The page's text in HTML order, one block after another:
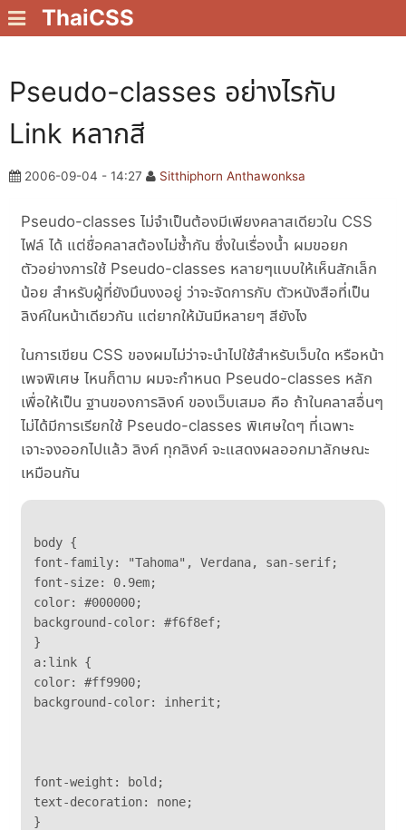
ThaiCSS
Pseudo-classes อย่างไรกับ
Link หลากสี
2006-09-04 - 14:27 Sitthiphorn Anthawonksa
Pseudo-classes ไม่จำเป็นต้องมีเพียงคลาสเดียวใน CSS
ไฟล์ ได้ แต่ชื่อคลาสต้องไม่ซ้ำกัน ซึ่งในเรื่องน้ำ ผมขอยก
ตัวอย่างการใช้ Pseudo-classes หลายๆแบบให้เห็นสักเล็ก
น้อย สำหรับผู้ที่ยังมึนงงอยู่ ว่าจะจัดการกับ ตัวหนังสือที่เป็น
ลิงค์ในหน้าเดียวกัน แต่ยากให้มันมีหลายๆ สียังไง
ในการเขียน CSS ของผมไม่ว่าจะนำไปใช้สำหรับเว็บใด หรือหน้า
เพจพิเศษ ไหนก็ตาม ผมจะกำหนด Pseudo-classes หลัก
เพื่อให้เป็น ฐานของการลิงค์ ของเว็บเสมอ คือ ถ้าในคลาสอื่นๆ
ไม่ได้มีการเรียกใช้ Pseudo-classes พิเศษใดๆ ที่เฉพาะ
เจาะจงออกไปแล้ว ลิงค์ ทุกลิงค์ จะแสดงผลออกมาลักษณะ
เหมือนกัน
body {
font-family: "Tahoma", Verdana, san-serif;
font-size: 0.9em;
color: #000000;
background-color: #f6f8ef;
}
a:link {
color: #ff9900;
background-color: inherit;
font-weight: bold;
text-decoration: none;
}